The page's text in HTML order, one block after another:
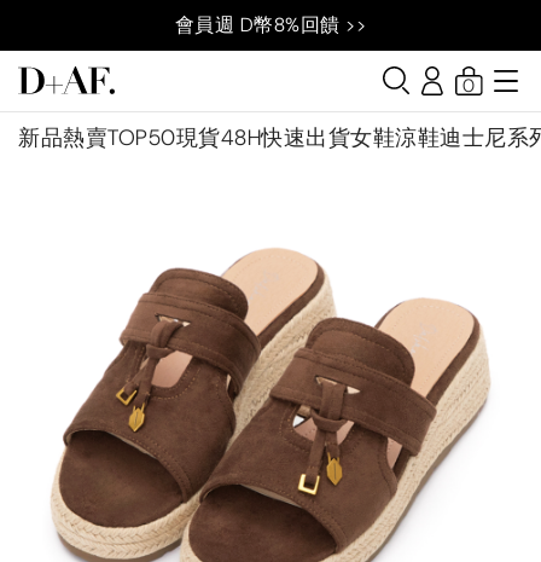
會員週 D幣8%回饋 >>
新品熱賣TOP50現貨48H快速出貨女鞋涼鞋迪士尼系
0